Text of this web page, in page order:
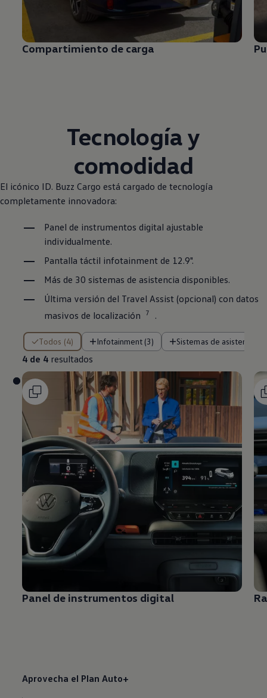
Compartimiento de carga
Tecnología y
comodidad
El icónico ID. Buzz Cargo está cargado de tecnología
completamente innovadora:
Panel de instrumentos digital ajustable
individualmente.
Pantalla táctil infotainment de 12.9".
Más de 30 sistemas de asistencia disponibles.
Última versión del Travel Assist (opcional) con datos
masivos de localización
7 .
Todos (4) Infotainment (3) Sistemas de asistencia
4 de 4 resultados
4 de 4 resultados
Panel de instrumentos digital
Aprovecha el Plan Auto+